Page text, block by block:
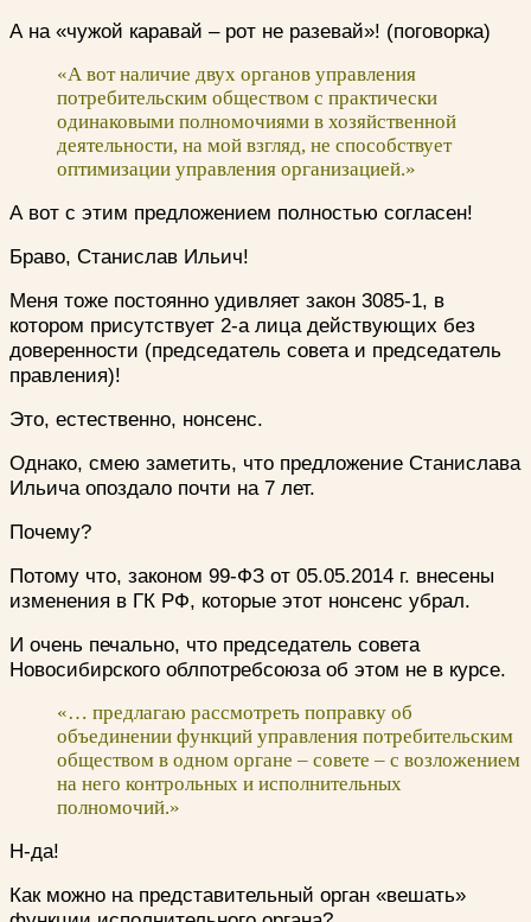
А на «чужой каравай – рот не разевай»! (поговорка)
«А вот наличие двух органов управления
потребительским обществом с практически
одинаковыми полномочиями в хозяйственной
деятельности, на мой взгляд, не способствует
оптимизации управления организацией.»
А вот с этим предложением полностью согласен!
Браво, Станислав Ильич!
Меня тоже постоянно удивляет закон 3085-1, в
котором присутствует 2-а лица действующих без
доверенности (председатель совета и председатель
правления)!
Это, естественно, нонсенс.
Однако, смею заметить, что предложение Станислава
Ильича опоздало почти на 7 лет.
Почему?
Потому что, законом 99-ФЗ от 05.05.2014 г. внесены
изменения в ГК РФ, которые этот нонсенс убрал.
И очень печально, что председатель совета
Новосибирского облпотребсоюза об этом не в курсе.
«… предлагаю рассмотреть поправку об
объединении функций управления потребительским
обществом в одном органе – совете – с возложением
на него контрольных и исполнительных
полномочий.»
Н-да!
Как можно на представительный орган «вешать»